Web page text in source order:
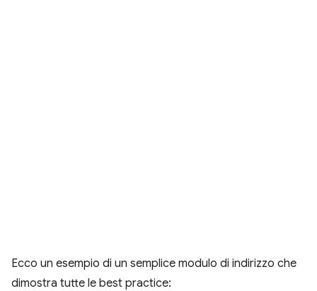
Ecco un esempio di un semplice modulo di indirizzo che
dimostra tutte le best practice: